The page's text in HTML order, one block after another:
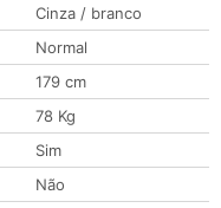
Cinza / branco
Normal
179 cm
78 Kg
Sim
Não